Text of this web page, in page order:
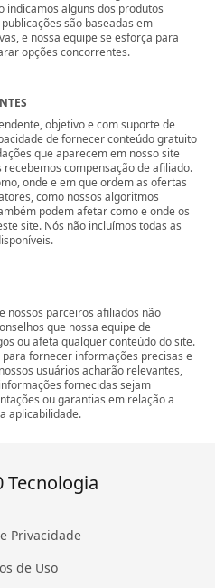
indicamos alguns dos produtos
são baseadas em
e nossa equipe se esforça para
opções concorrentes.
objetivo e com suporte de
de fornecer conteúdo gratuito
que aparecem em nosso site
compensação de afiliado.
onde e em que ordem as ofertas
como nossos algoritmos
podem afetar como e onde os
site. Nós não incluímos todas as
nossos parceiros afiliados não
que nossa equipe de
ou afeta qualquer conteúdo do site.
fornecer informações precisas e
usuários acharão relevantes,
fornecidas sejam
ou garantias em relação a
aplicabilidade.
Tecnologia
Privacidade
de Uso